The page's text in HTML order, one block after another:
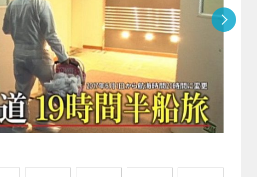
『アイ＝ラブ！げーみんぐ』＝LOV
E齋藤樹愛羅＆佐々木舞香SPインタ
ビュー